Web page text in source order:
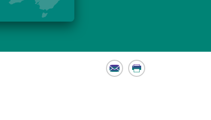
Email Print